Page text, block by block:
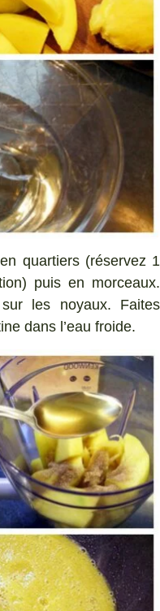
quartiers (réservez 1
puis en morceaux.
les noyaux. Faites
dans l’eau froide.